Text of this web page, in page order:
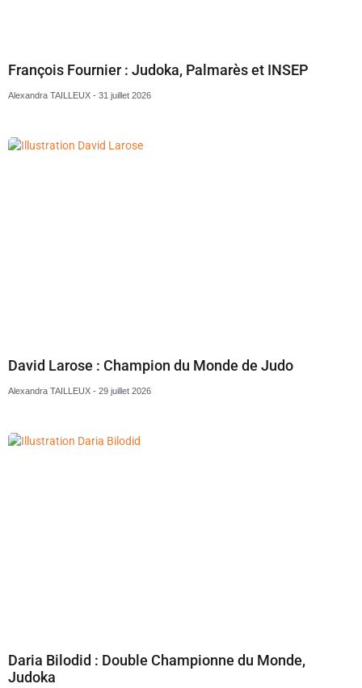
François Fournier : Judoka, Palmarès et INSEP
Alexandra TAILLEUX 31 juillet 2026
David Larose : Champion du Monde de Judo
Alexandra TAILLEUX 29 juillet 2026
Daria Bilodid : Double Championne du Monde,
Judoka